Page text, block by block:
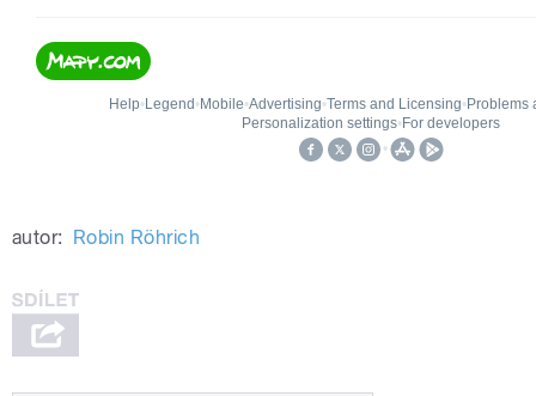
autor: Robin Röhrich